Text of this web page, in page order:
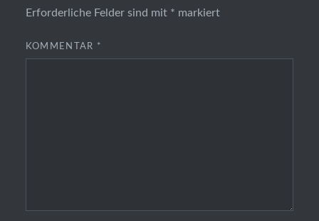
Erforderliche Felder sind mit * markiert
KOMMENTAR *